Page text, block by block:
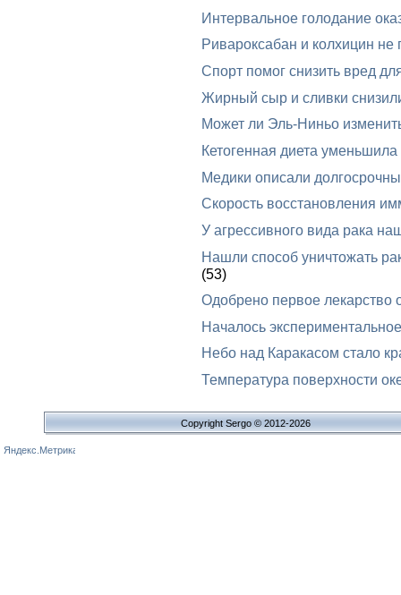
Интервальное голодание
Ривароксабан и колхицин не
Спорт помог снизить вред
Жирный сыр и сливки
Может ли Эль-Ниньо
Кетогенная диета
Медики описали
Скорость восстановления
У агрессивного вида рака
Нашли способ уничтожать
(53)
Одобрено первое лекарство
Началось
Небо над Каракасом стало
Температура поверхности
Copyright Sergo © 2012-2026